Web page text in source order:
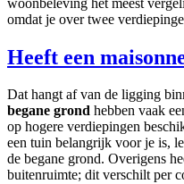
omdat je over twee
Heeft een
Dat hangt af van de ligging
begane grond hebben vaak
op hogere verdiepingen
een tuin belangrijk voor je is,
de begane grond. Overigens
buitenruimte; dit verschilt per